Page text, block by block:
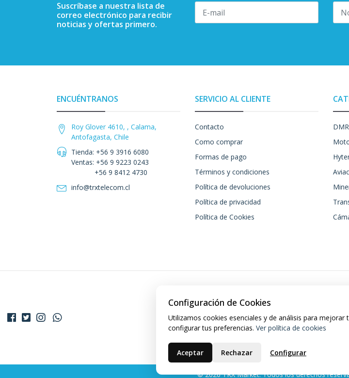
Suscríbase a nuestra lista de
correo electrónico para recibir
noticias y ofertas primero.
ENCUÉNTRANOS
Roy Glover 4610, , Calama,
Antofagasta, Chile
Tienda: +56 9 3916 6080
Ventas: +56 9 9223 0243
+56 9 8412 4730
info@trxtelecom.cl
SERVICIO AL CLIENTE
Contacto
Como comprar
Formas de pago
Términos y condiciones
Política de devoluciones
Política de privacidad
Política de Cookies
DMR
© 2026 TRX Market. Todos los derechos
Configuración de Cookies
Utilizamos cookies esenciales y de análisis para mejorar
configurar tus preferencias. Ver política de cookies
Aceptar Rechazar Configurar